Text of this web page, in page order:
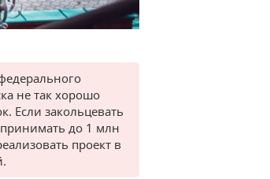
не так хорошо
Если закольцевать
до 1 млн
проект в